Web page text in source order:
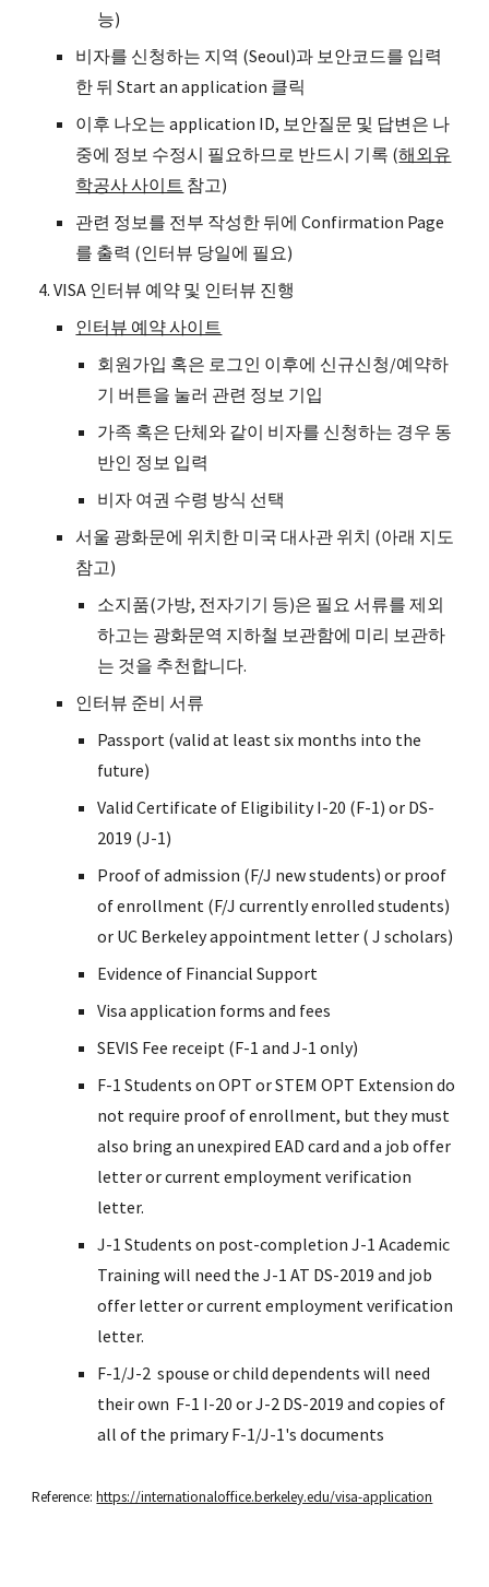
능)
비자를 신청하는 지역 (Seoul)과 보안코드를 입력
한 뒤 Start an application 클릭
이후 나오는 application ID, 보안질문 및 답변은 나
중에 정보 수정시 필요하므로 반드시 기록 (해외유
학공사 사이트 참고)
관련 정보를 전부 작성한 뒤에 Confirmation Page
를 출력 (인터뷰 당일에 필요)
VISA 인터뷰 예약 및 인터뷰 진행
인터뷰 예약 사이트
회원가입 혹은 로그인 이후에 신규신청/예약하
기 버튼을 눌러 관련 정보 기입
가족 혹은 단체와 같이 비자를 신청하는 경우 동
반인 정보 입력
비자 여권 수령 방식 선택
서울 광화문에 위치한 미국 대사관 위치 (아래 지도
참고)
소지품(가방, 전자기기 등)은 필요 서류를 제외
하고는 광화문역 지하철 보관함에 미리 보관하
는 것을 추천합니다.
인터뷰 준비 서류
Passport (valid at least six months into the
future)
Valid Certificate of Eligibility I-20 (F-1) or DS-
2019 (J-1)
Proof of admission (F/J new students) or proof
of enrollment (F/J currently enrolled students)
or UC Berkeley appointment letter ( J scholars)
Evidence of Financial Support
Visa application forms and fees
SEVIS Fee receipt (F-1 and J-1 only)
F-1 Students on OPT or STEM OPT Extension do
not require proof of enrollment, but they must
also bring an unexpired EAD card and a job offer
letter or current employment verification
letter.
J-1 Students on post-completion J-1 Academic
Training will need the J-1 AT DS-2019 and job
offer letter or current employment verification
letter.
F-1/J-2 spouse or child dependents will need
their own F-1 I-20 or J-2 DS-2019 and copies of
all of the primary F-1/J-1's documents
Reference: https://internationaloffice.berkeley.edu/visa-application